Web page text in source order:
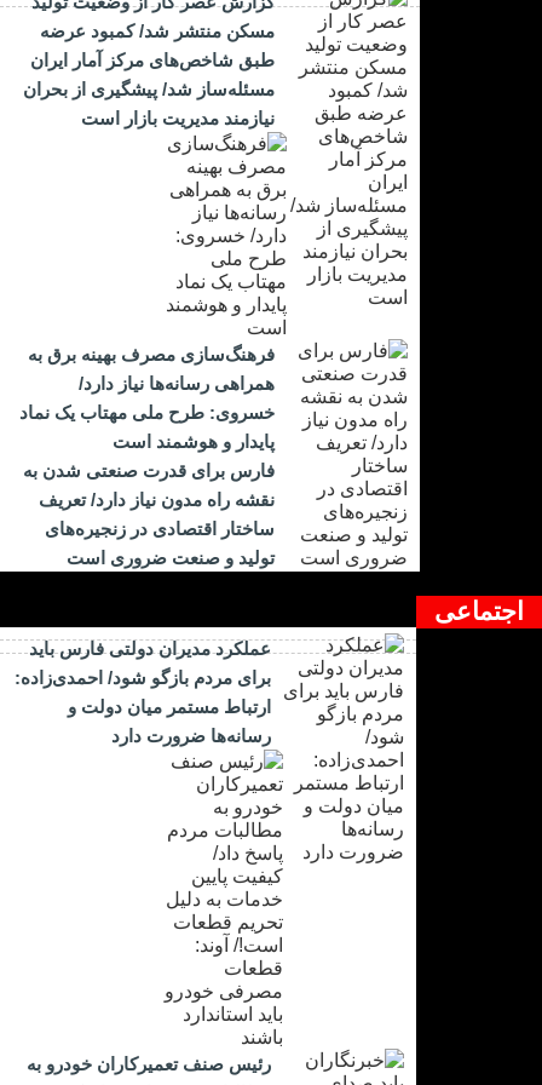
مسکن منتشر شد/ کمبود عرضه
طبق شاخص‌های مرکز آمار ایران
مسئله‌ساز شد/ پیشگیری از بحران
نیازمند مدیریت بازار است
فرهنگ‌سازی مصرف بهینه برق به
همراهی رسانه‌ها نیاز دارد/
خسروی: طرح ملی مهتاب یک نماد
پایدار و هوشمند است
فارس برای قدرت صنعتی شدن به
نقشه راه مدون نیاز دارد/ تعریف
ساختار اقتصادی در زنجیره‌های
تولید و صنعت ضروری است
اجتماعی
عملکرد مدیران دولتی فارس باید
برای مردم بازگو شود/ احمدی‌زاده:
ارتباط مستمر میان دولت و
رسانه‌ها ضرورت دارد
رئیس صنف تعمیرکاران خودرو به